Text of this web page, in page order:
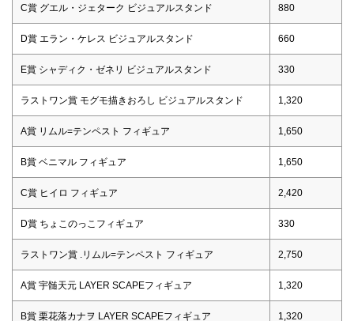
C賞 グエル・ジェターク ビジュアルスタンド 880
D賞 エラン・ケレス ビジュアルスタンド 660
E賞 シャディク・ゼネリ ビジュアルスタンド 330
ラストワン賞 モグモ描きおろし ビジュアルスタンド 1,320
A賞 リムル=テンペスト フィギュア 1,650
B賞 ベニマル フィギュア 1,650
C賞 ヒイロ フィギュア 2,420
D賞 ちょこのっこフィギュア 330
ラストワン賞 .リムル=テンペスト フィギュア 2,750
A賞 宇髄天元 LAYER SCAPEフィギュア 1,320
B賞 栗花落カナヲ LAYER SCAPEフィギュア 1,320